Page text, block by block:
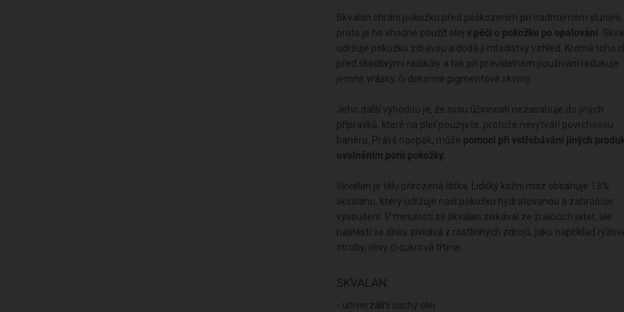
Skvalan chrání pokožku před poškozením při nadměrném slunění,
proto je ho vhodné použít olej v péči o pokožku po opalování.
udržuje pokožku zdravou a dodá jí mladistvý vzhled. Kromě toho
před škodlivými radikály a tak při pravidelném používání redukuje
jemné vrásky, či dokonce pigmentové skvrny.
Jeho další výhodou je, že svou účinností nezasahuje do jiných
přípravků, které na pleť použijete, protože nevytváří povrchovou
bariéru. Právě naopak, může pomoci při vstřebávání jiných
uvolněním pórů pokožky.
Skvalan je tělu přirozená látka. Lidský kožní maz obsahuje 13%
skvalanu, který udržuje naši pokožku hydratovanou a zabraňuje
vysoušení. V minulosti se skvalan získával ze žraločích jater, ale
naštěstí se dnes získává z rostlinných zdrojů, jako například
otruby, olivy či cukrová třtina.
SKVALAN:
- univerzální suchý olej